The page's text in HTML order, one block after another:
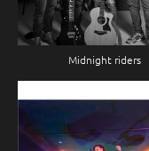
Midnight riders